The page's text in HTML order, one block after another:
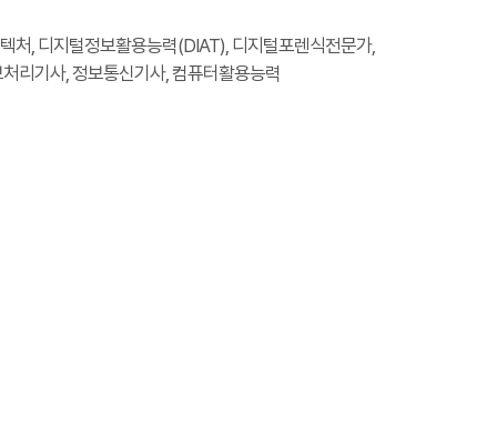
처, 디지털정보활용능력(DIAT), 디지털포렌식전문가,
리기사, 정보통신기사, 컴퓨터활용능력